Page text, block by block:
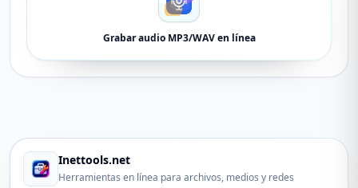
Grabar audio MP3/WAV en línea
Inettools.net
Herramientas en línea para archivos, medios y redes